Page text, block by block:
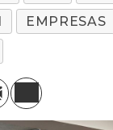
EMPRESAS